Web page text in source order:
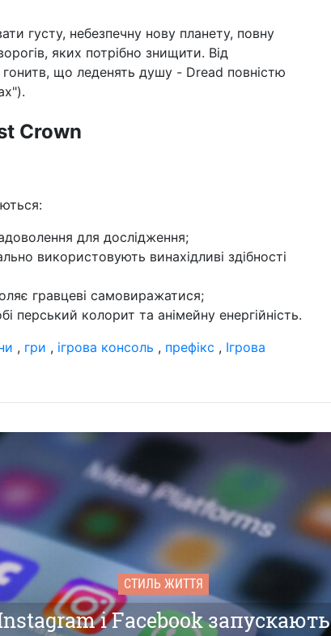
густу, небезпечну нову планету, повну
яких потрібно знищити. Від
що леденять душу - Dread повністю
Crown
для дослідження;
використовують винахідливі здібності
гравцеві самовиражатися;
перський колорит та анімейну енергійність.
, гри , ігрова консоль , префікс , Ігрова
СТИЛЬ ЖИТТЯ
і Facebook запускають